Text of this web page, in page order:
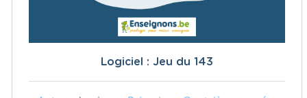
Logiciel : Jeu du 143